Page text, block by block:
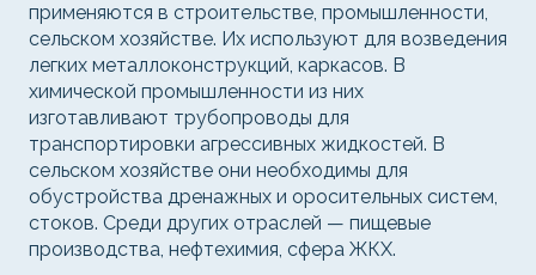
применяются в строительстве, промышленности,
сельском хозяйстве. Их используют для возведения
легких металлоконструкций, каркасов. В
химической промышленности из них
изготавливают трубопроводы для
транспортировки агрессивных жидкостей. В
сельском хозяйстве они необходимы для
обустройства дренажных и оросительных систем,
стоков. Среди других отраслей — пищевые
производства, нефтехимия, сфера ЖКХ.